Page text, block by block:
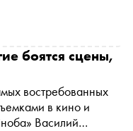
после десятилетий
молодежи
боятся сцены,
востребованных
в кино и